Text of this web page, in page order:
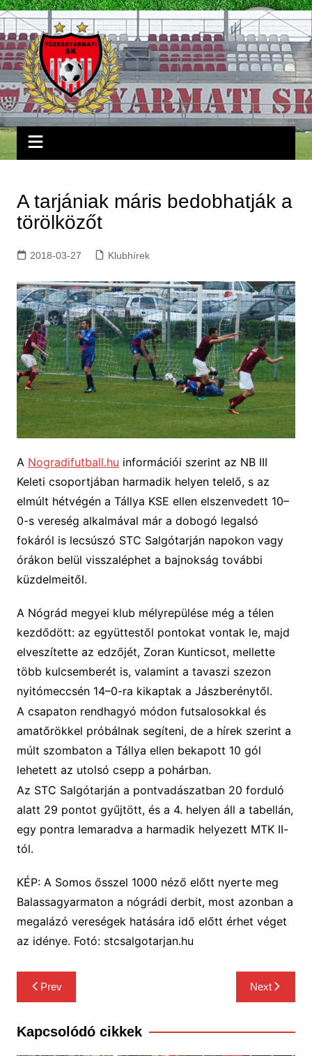
Skip
to
content
A tarjániak máris bedobhatják a
törölközőt
2018-03-27 Klubhírek
A Nogradifutball.hu információi szerint az NB III
Keleti csoportjában harmadik helyen telelő, s az
elmúlt hétvégén a Tállya KSE ellen elszenvedett 10–
0-s vereség alkalmával már a dobogó legalsó
fokáról is lecsúszó STC Salgótarján napokon vagy
órákon belül visszaléphet a bajnokság további
küzdelmeitől.
A Nógrád megyei klub mélyrepülése még a télen
kezdődött: az együttestől pontokat vontak le, majd
elveszítette az edzőjét, Zoran Kunticsot, mellette
több kulcsemberét is, valamint a tavaszi szezon
nyitómeccsén 14–0-ra kikaptak a Jászberénytől.
A csapaton rendhagyó módon futsalosokkal és
amatőrökkel próbálnak segíteni, de a hírek szerint a
múlt szombaton a Tállya ellen bekapott 10 gól
lehetett az utolsó csepp a pohárban.
Az STC Salgótarján a pontvadászatban 20 forduló
alatt 29 pontot gyűjtött, és a 4. helyen áll a tabellán,
egy pontra lemaradva a harmadik helyezett MTK II-
tól.
KÉP: A Somos ősszel 1000 néző előtt nyerte meg
Balassagyarmaton a nógrádi derbit, most azonban a
megalázó vereségek hatására idő előtt érhet véget
az idénye. Fotó: stcsalgotarjan.hu
Bejegyzés
navigáció
Prev Next
Kapcsolódó cikkek